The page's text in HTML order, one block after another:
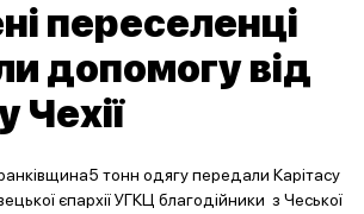
переселенці
допомогу від
Чехії
тонн одягу передали Карітасу
єпархії УГКЦ благодійники з Чеської